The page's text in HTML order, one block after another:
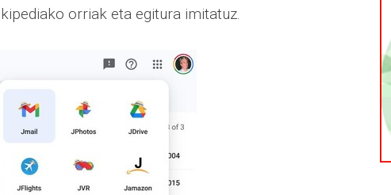
orriak eta egitura imitatuz.